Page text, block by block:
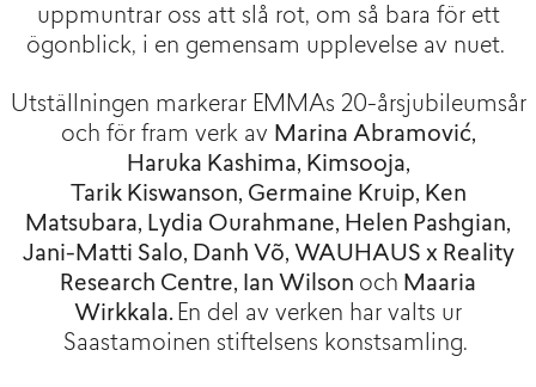
uppmuntrar oss att slå rot, om så bara för ett
ögonblick, i en gemensam upplevelse av nuet.
Utställningen markerar EMMAs 20-årsjubileumsår
och för fram verk av Marina Abramović,
Haruka Kashima, Kimsooja,
Tarik Kiswanson, Germaine Kruip, Ken
Matsubara, Lydia Ourahmane, Helen Pashgian,
Jani-Matti Salo, Danh Võ, WAUHAUS x Reality
Research Centre, Ian Wilson och Maaria
Wirkkala. En del av verken har valts ur
Saastamoinen stiftelsens konstsamling.